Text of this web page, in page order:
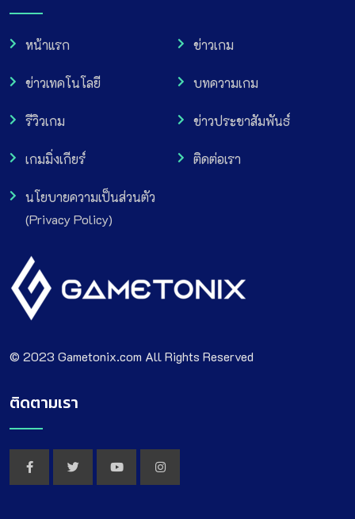
หน้าแรก ข่าวเกม
ข่าวเทคโนโลยี บทความเกม
รีวิวเกม ข่าวประชาสัมพันธ์
เกมมิ่งเกียร์ ติดต่อเรา
นโยบายความเป็นส่วนตัว
(Privacy Policy)
© 2023 Gametonix.com All Rights Reserved
ติดตามเรา